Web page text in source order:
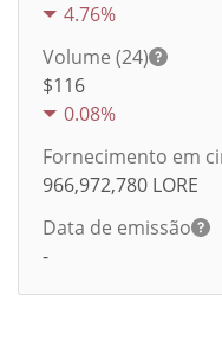
4.76%
Volume (24)
$116
0.08%
Fornecimento em
966,972,780 LORE
Data de emissão
-